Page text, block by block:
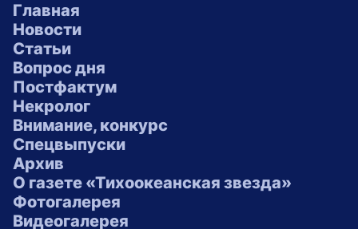
Главная
Новости
Статьи
Вопрос дня
Постфактум
Некролог
Внимание, конкурс
Спецвыпуски
Архив
О газете «Тихоокеанская звезда»
Фотогалерея
Видеогалерея